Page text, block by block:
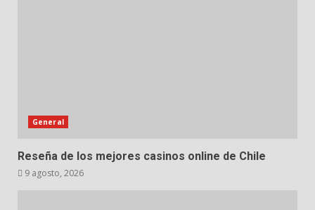
General
Reseña de los mejores casinos online de Chile
9 agosto, 2026